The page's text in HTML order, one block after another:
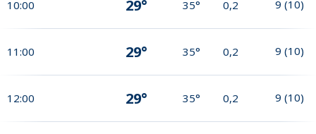
10:00 29° 35° 0,2 9 (10)
11:00 29° 35° 0,2 9 (10)
12:00 29° 35° 0,2 9 (10)